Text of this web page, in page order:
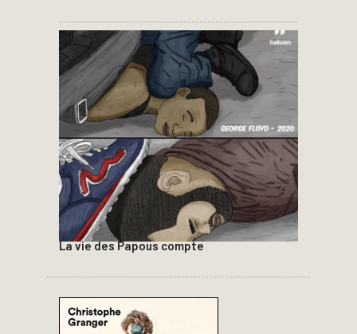
La vie des Papous compte